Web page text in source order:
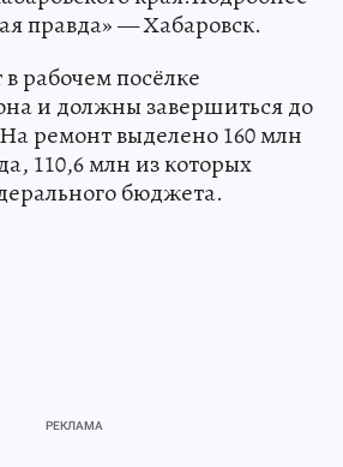
Губернатора и
края.Подробнее
правда» — Хабаровск.
рабочем посёлке
и должны завершиться до
ремонт выделено 160 млн
110,6 млн из которых